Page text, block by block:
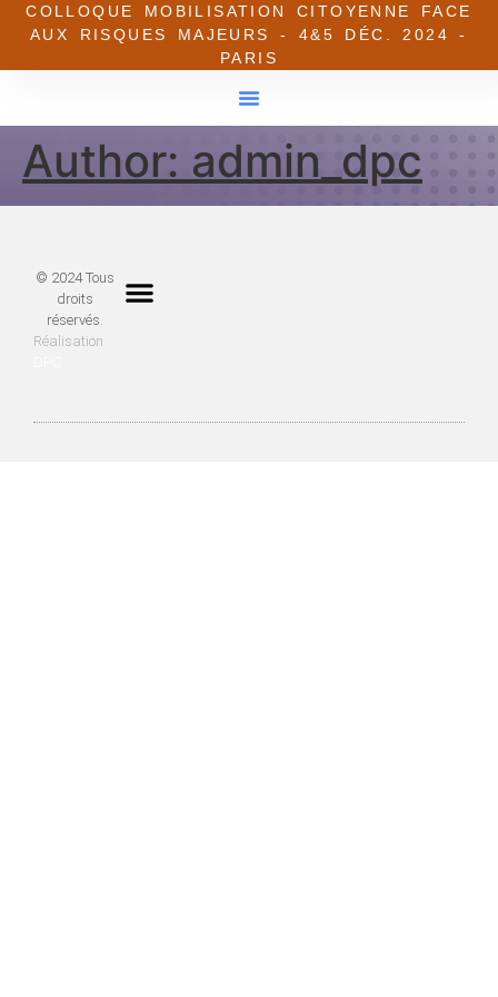
COLLOQUE MOBILISATION CITOYENNE FACE
AUX RISQUES MAJEURS - 4&5 DÉC. 2024 -
PARIS
Author: admin_dpc
© 2024 Tous
droits
réservés.
Réalisation